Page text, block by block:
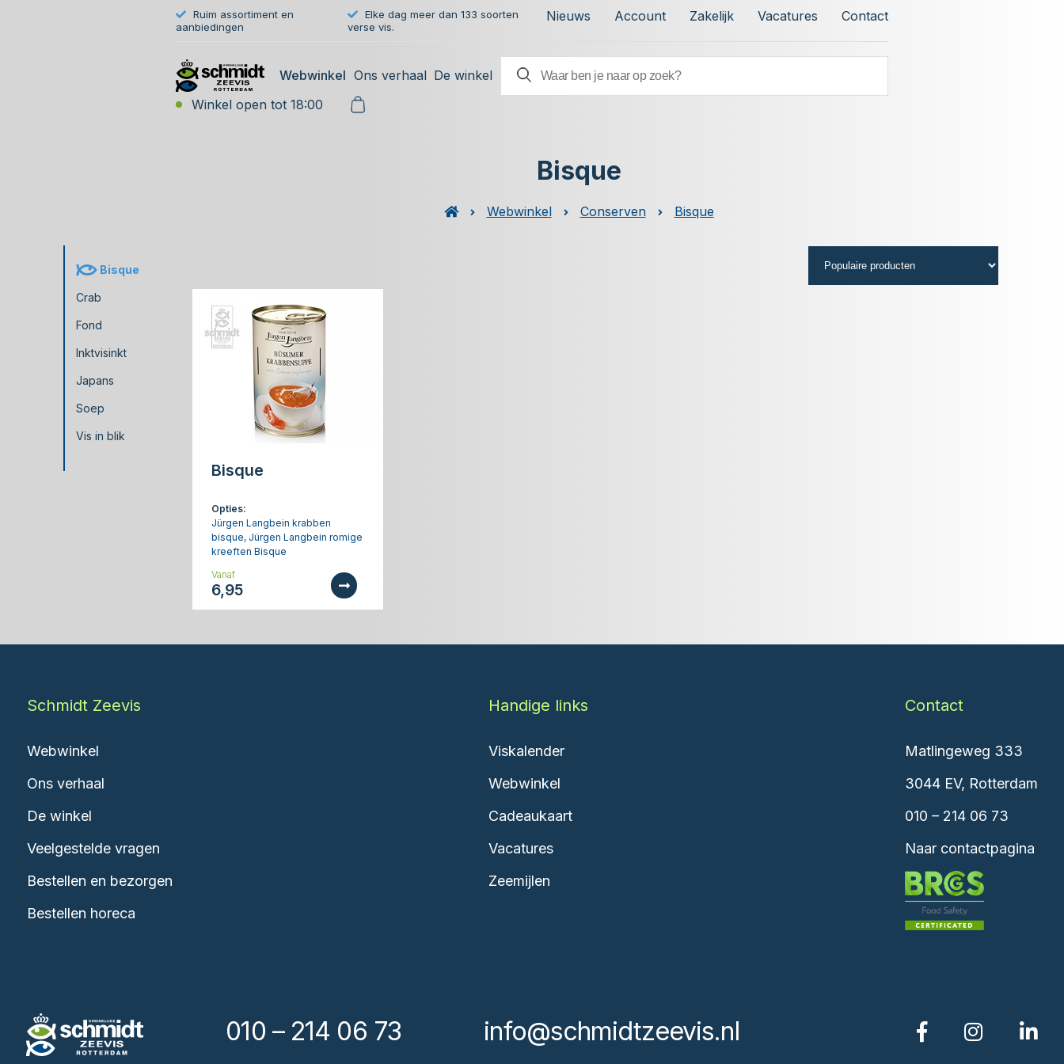
Ruim assortiment en
aanbiedingen
Elke dag meer dan 133 soorten
verse vis.
Nieuws Account Zakelijk Vacatures Contact
Webwinkel Ons verhaal De winkel
Winkel open tot 18:00
Bisque
Crab
Fond
Inktvisinkt
Japans
Soep
Vis in blik
Bisque
Webwinkel Conserven Bisque
Bisque
Opties:
Jürgen Langbein krabben
bisque, Jürgen Langbein romige
kreeften Bisque
Vanaf
6,95
Schmidt Zeevis
Webwinkel
Ons verhaal
De winkel
Veelgestelde vragen
Bestellen en bezorgen
Bestellen horeca
Handige links
Viskalender
Webwinkel
Cadeaukaart
Vacatures
Zeemijlen
Contact
Matlingeweg 333
3044 EV, Rotterdam
010 – 214 06 73
Naar contactpagina
010 – 214 06 73 info@schmidtzeevis.nl